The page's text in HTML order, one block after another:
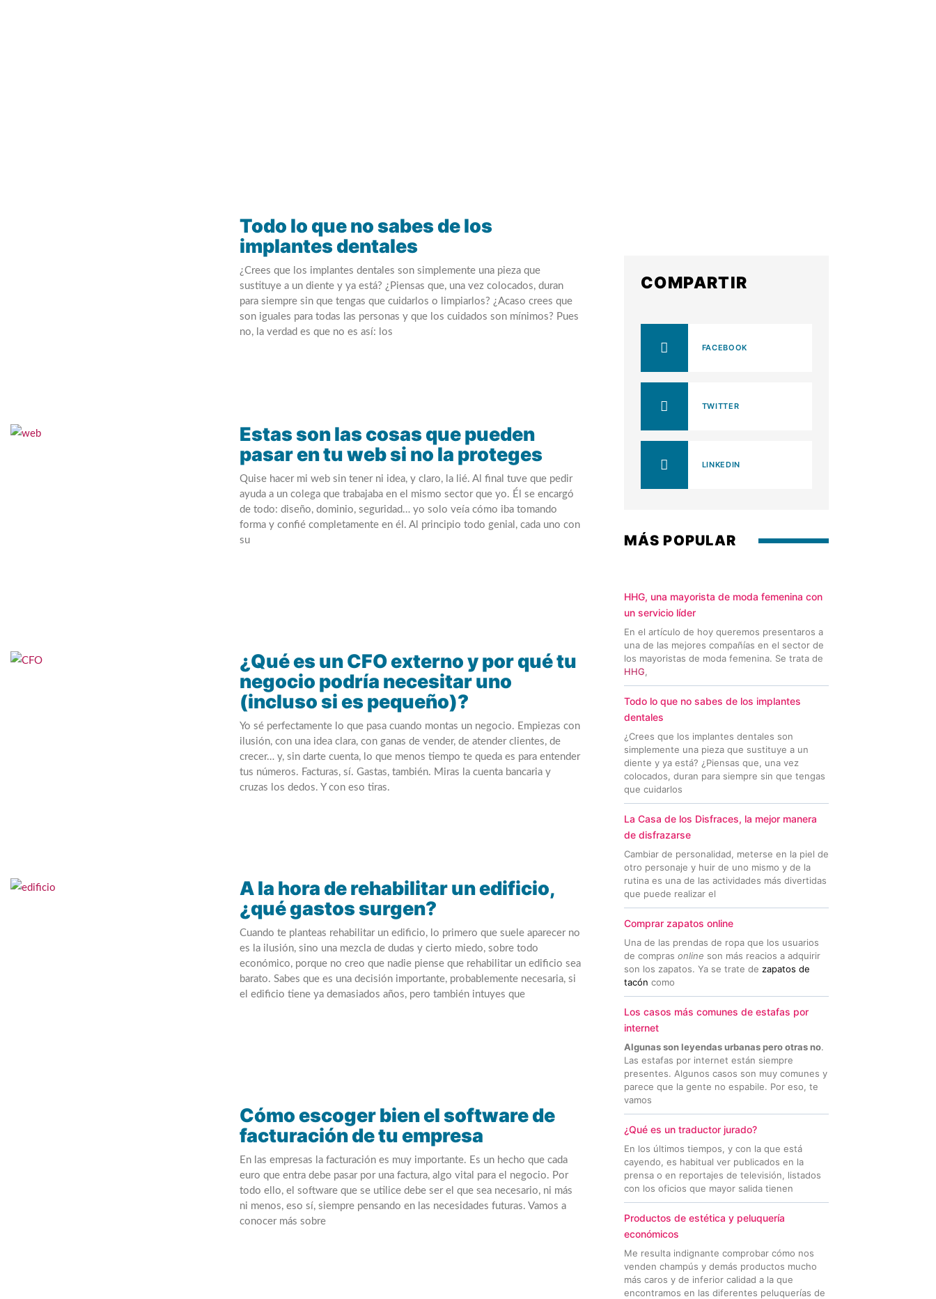
Todo lo que no sabes de los
implantes dentales
¿Crees que los implantes dentales son simplemente una pieza que
sustituye a un diente y ya está? ¿Piensas que, una vez colocados, duran
para siempre sin que tengas que cuidarlos o limpiarlos? ¿Acaso crees que
son iguales para todas las personas y que los cuidados son mínimos? Pues
no, la verdad es que no es así: los
Estas son las cosas que pueden
pasar en tu web si no la proteges
Quise hacer mi web sin tener ni idea, y claro, la lié. Al final tuve que pedir
ayuda a un colega que trabajaba en el mismo sector que yo. Él se encargó
de todo: diseño, dominio, seguridad… yo solo veía cómo iba tomando
forma y confié completamente en él. Al principio todo genial, cada uno con
su
¿Qué es un CFO externo y por qué tu
negocio podría necesitar uno
(incluso si es pequeño)?
Yo sé perfectamente lo que pasa cuando montas un negocio. Empiezas con
ilusión, con una idea clara, con ganas de vender, de atender clientes, de
crecer… y, sin darte cuenta, lo que menos tiempo te queda es para entender
tus números. Facturas, sí. Gastas, también. Miras la cuenta bancaria y
cruzas los dedos. Y con eso tiras.
A la hora de rehabilitar un edificio,
¿qué gastos surgen?
Cuando te planteas rehabilitar un edificio, lo primero que suele aparecer no
es la ilusión, sino una mezcla de dudas y cierto miedo, sobre todo
económico, porque no creo que nadie piense que rehabilitar un edificio sea
barato. Sabes que es una decisión importante, probablemente necesaria, si
el edificio tiene ya demasiados años, pero también intuyes que
Cómo escoger bien el software de
facturación de tu empresa
En las empresas la facturación es muy importante. Es un hecho que cada
euro que entra debe pasar por una factura, algo vital para el negocio. Por
todo ello, el software que se utilice debe ser el que sea necesario, ni más
ni menos, eso sí, siempre pensando en las necesidades futuras. Vamos a
conocer más sobre
COMPARTIR
FACEBOOK
TWITTER
LINKEDIN
MÁS POPULAR
HHG, una mayorista de moda femenina con
un servicio líder
En el artículo de hoy queremos presentaros a
una de las mejores compañías en el sector de
los mayoristas de moda femenina. Se trata de
HHG
Todo lo que no sabes de los implantes
dentales
¿Crees que los implantes dentales son
simplemente una pieza que sustituye a un
diente y ya está? ¿Piensas que, una vez
colocados, duran para siempre sin que tengas
que cuidarlos
La Casa de los Disfraces, la mejor manera
de disfrazarse
Cambiar de personalidad, meterse en la piel de
otro personaje y huir de uno mismo y de la
rutina es una de las actividades más divertidas
que puede realizar el
Comprar zapatos online
Una de las prendas de ropa que los usuarios
de compras online son más reacios a adquirir
son los zapatos. Ya se trate de zapatos de
tacón como
Los casos más comunes de estafas por
internet
Algunas son leyendas urbanas pero otras no.
Las estafas por internet están siempre
presentes. Algunos casos son muy comunes y
parece que la gente no espabile. Por eso, te
vamos
¿Qué es un traductor jurado?
En los últimos tiempos, y con la que está
cayendo, es habitual ver publicados en la
prensa o en reportajes de televisión, listados
con los oficios que mayor salida tienen
Productos de estética y peluquería
económicos
Me resulta indignante comprobar cómo nos
venden champús y demás productos mucho
más caros y de inferior calidad a la que
encontramos en las diferentes peluquerías de